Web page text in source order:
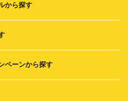
から探す
ペーンから探す